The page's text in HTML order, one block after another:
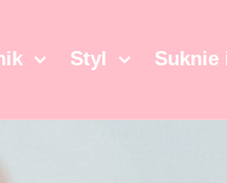
Styl Suknie